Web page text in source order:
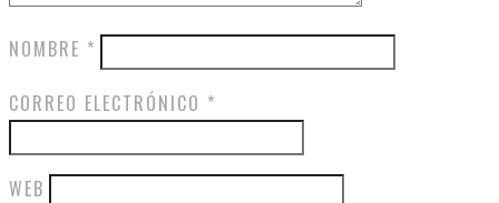
NOMBRE *
CORREO ELECTRÓNICO *
WEB